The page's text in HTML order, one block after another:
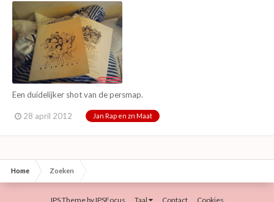
Een duidelijker shot van de persmap.
28 april 2012 Jan Rap en zn Maat
Home Zoeken
IPS ThemebyIPSFocus Taal Contact Cookies